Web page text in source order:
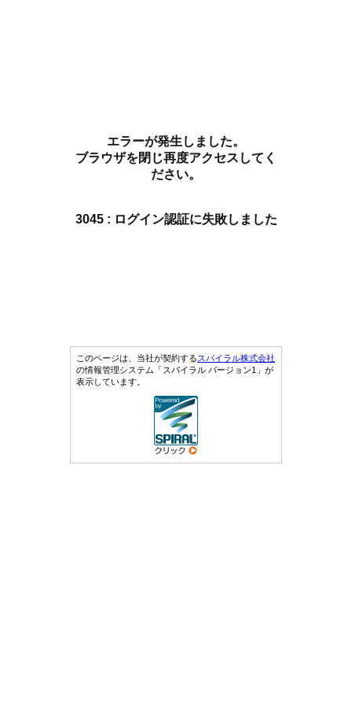
エラーが発生しました。
ブラウザを閉じ再度アクセスしてく
ださい。
3045 : ログイン認証に失敗しました
このページは、当社が契約するスパイラル株式会社
の情報管理システム「スパイラル バージョン1」が
表示しています。